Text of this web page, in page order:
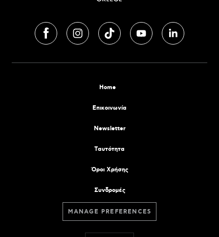
Home
Επικοινωνία
Newsletter
Tαυτότητα
Όροι Χρήσης
Συνδρομές
MANAGE PREFERENCES